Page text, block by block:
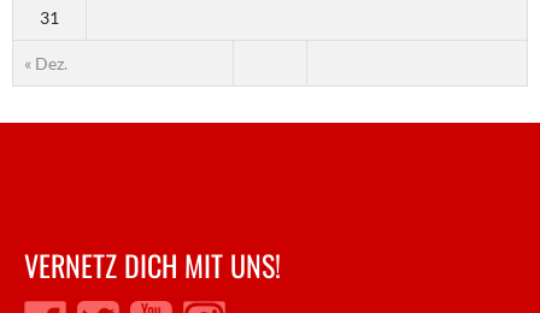
« Dez.
31
VERNETZ DICH MIT UNS!